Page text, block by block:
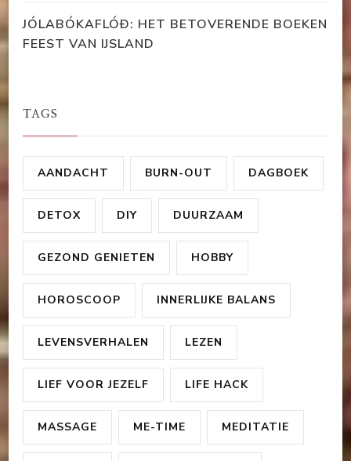
JÓLABÓKAFLÓÐ: HET BETOVERENDE BOEKEN
FEEST VAN IJSLAND
TAGS
AANDACHT BURN-OUT DAGBOEK
DETOX DIY DUURZAAM
GEZOND GENIETEN HOBBY
HOROSCOOP INNERLIJKE BALANS
LEVENSVERHALEN LEZEN
LIEF VOOR JEZELF LIFE HACK
MASSAGE ME-TIME MEDITATIE